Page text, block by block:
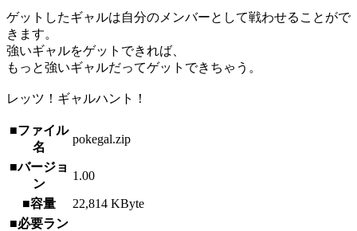
ゲットしたギャルは自分のメンバーとして戦わせることがで
きます。
強いギャルをゲットできれば、
もっと強いギャルだってゲットできちゃう。
レッツ！ギャルハント！
■ファイル
名
pokegal.zip
■バージョ
ン
1.00
■容量
22,814 KByte
■必要ラン